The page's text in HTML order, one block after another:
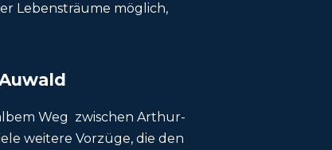
Lebensträume möglich,
Weg zwischen Arthur-
weitere Vorzüge, die den